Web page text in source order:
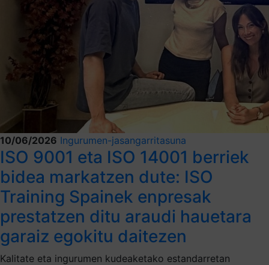
10/06/2026 Ingurumen-jasangarritasuna
ISO 9001 eta ISO 14001 berriek
bidea markatzen dute: ISO
Training Spainek enpresak
prestatzen ditu araudi hauetara
garaiz egokitu daitezen
Kalitate eta ingurumen kudeaketako estandarretan